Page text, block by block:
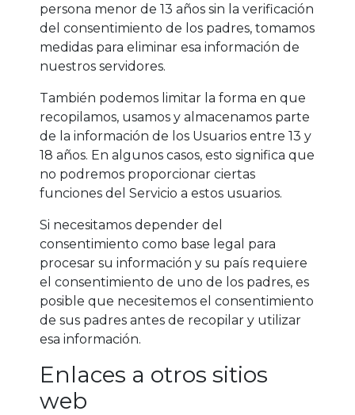
persona menor de 13 años sin la verificación
del consentimiento de los padres, tomamos
medidas para eliminar esa información de
nuestros servidores.
También podemos limitar la forma en que
recopilamos, usamos y almacenamos parte
de la información de los Usuarios entre 13 y
18 años. En algunos casos, esto significa que
no podremos proporcionar ciertas
funciones del Servicio a estos usuarios.
Si necesitamos depender del
consentimiento como base legal para
procesar su información y su país requiere
el consentimiento de uno de los padres, es
posible que necesitemos el consentimiento
de sus padres antes de recopilar y utilizar
esa información.
Enlaces a otros sitios
web